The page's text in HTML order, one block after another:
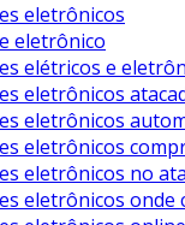
eletrônicos
eletrônico
elétricos e
eletrônicos
eletrônicos
eletrônicos
eletrônicos no
eletrônicos onde